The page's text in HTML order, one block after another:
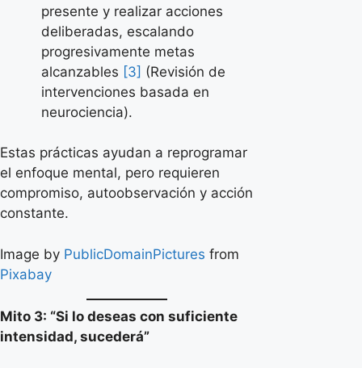
presente y realizar acciones
deliberadas, escalando
progresivamente metas
alcanzables [3] (Revisión de
intervenciones basada en
neurociencia).
Estas prácticas ayudan a reprogramar
el enfoque mental, pero requieren
compromiso, autoobservación y acción
constante.
Image by PublicDomainPictures from
Pixabay
Mito 3: “Si lo deseas con suficiente
intensidad, sucederá”